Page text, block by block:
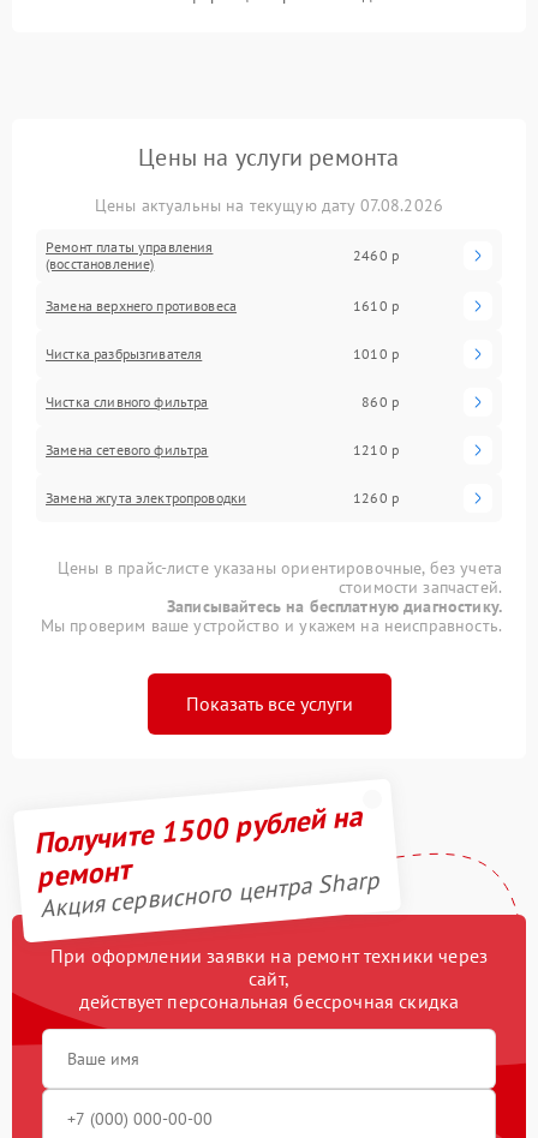
Цены на услуги ремонта
Цены актуальны на текущую дату 07.08.2026
Ремонт платы управления
(восстановление)
2460 р
Замена верхнего противовеса 1610 р
Чистка разбрызгивателя 1010 р
Чистка сливного фильтра 860 р
Замена сетевого фильтра 1210 р
Замена жгута электропроводки 1260 р
Цены в прайс-листе указаны ориентировочные, без учета
стоимости запчастей.
Записывайтесь на бесплатную диагностику.
Мы проверим ваше устройство и укажем на неисправность.
Показать все услуги
Получите 1500 рублей на
ремонт
Акция сервисного центра Sharp
При оформлении заявки на ремонт техники через
сайт,
действует персональная бессрочная скидка